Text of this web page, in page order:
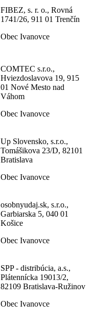
FIBEZ, s. r. o., Rovná
1741/26, 911 01 Trenčín
Obec Ivanovce
COMTEC s.r.o.,
Hviezdoslavova 19, 915
01 Nové Mesto nad
Váhom
Obec Ivanovce
Up Slovensko, s.r.o.,
Tomášikova 23/D, 82101
Bratislava
Obec Ivanovce
osobnyudaj.sk, s.r.o.,
Garbiarska 5, 040 01
Košice
Obec Ivanovce
SPP - distribúcia, a.s.,
Plátennícka 19013/2,
82109 Bratislava-Ružinov
Obec Ivanovce